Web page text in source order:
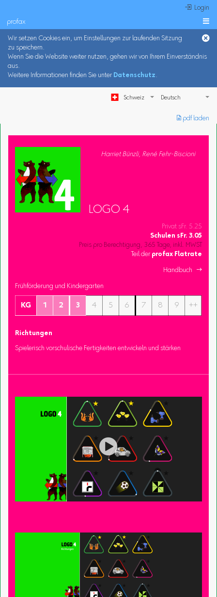
 Login
profax 
Wir setzen Cookies ein, um Einstellungen zur laufenden Sitzung
zu speichern.
Wenn Sie die Website weiter nutzen, gehen wir von Ihrem Einverständnis
aus.
Weitere Informationen finden Sie unter Datenschutz.
Schweiz
︎ pdf laden
Harriet Bünzli, René Fehr-Biscioni
LOGO 4
Privat sFr. 5.25
Schulen sFr. 3.05
Preis pro Berechtigung, 365 Tage, inkl. MWST
Teil der profax Flatrate
Handbuch 
Frühförderung und Kindergarten
KG 1 2 3 4 5 6 7 8 9 ++
Richtungen
Spielerisch vorschulische Fertigkeiten entwickeln und stärken
